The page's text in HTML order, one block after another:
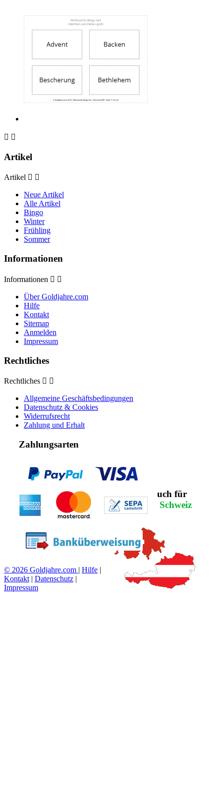
 
Artikel
Artikel  
Neue Artikel
Alle Artikel
Bingo
Winter
Frühling
Sommer
Informationen
Informationen  
Über Goldjahre.com
Hilfe
Kontakt
Sitemap
Anmelden
Impressum
Rechtliches
Rechtliches  
Allgemeine Geschäftsbedingungen
Datenschutz & Cookies
Widerrufsrecht
Zahlung und Erhalt
Zahlungsarten
NEU:Jetzt auch für
Österreich
Schweiz
© 2026 Goldjahre.com | Hilfe |
Kontakt | Datenschutz |
Impressum